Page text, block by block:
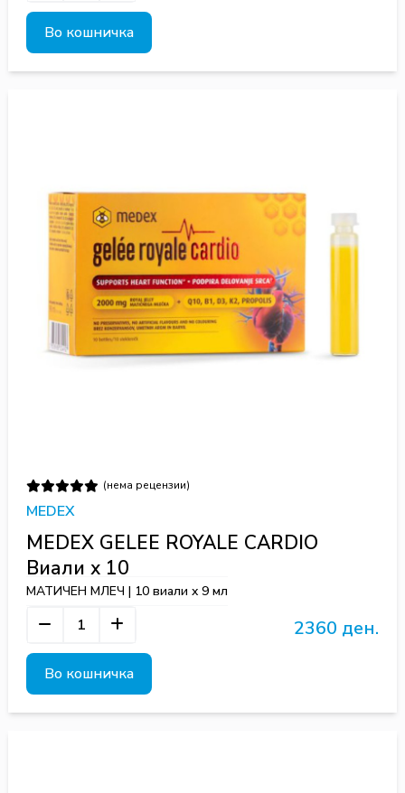
Во кошничка
(нема рецензии)
MEDEX
MEDEX GELEE ROYALE CARDIO
Виали x 10
МАТИЧЕН МЛЕЧ | 10 виали x 9 мл
2360 ден.
Во кошничка